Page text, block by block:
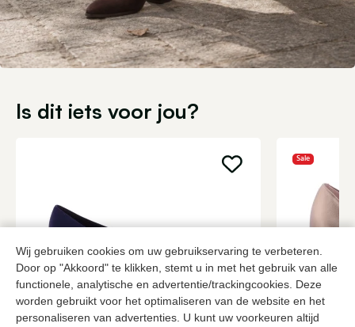
Wij gebruiken cookies om uw gebruikservaring te verbeteren.
Door op "Akkoord" te klikken, stemt u in met het gebruik van alle
functionele, analytische en advertentie/trackingcookies. Deze
worden gebruikt voor het optimaliseren van de website en het
personaliseren van advertenties. U kunt uw voorkeuren altijd
Is dit iets voor jou?
Sale